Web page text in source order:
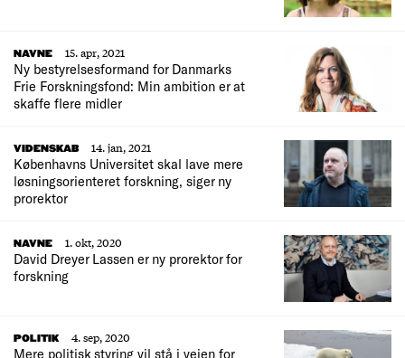
NAVNE
15. apr, 2021
Ny bestyrelsesformand for Danmarks
Frie Forskningsfond: Min ambition er at
skaffe flere midler
VIDENSKAB
14. jan, 2021
Københavns Universitet skal lave mere
løsningsorienteret forskning, siger ny
prorektor
NAVNE
1. okt, 2020
David Dreyer Lassen er ny prorektor for
forskning
POLITIK
4. sep, 2020
Mere politisk styring vil stå i vejen for